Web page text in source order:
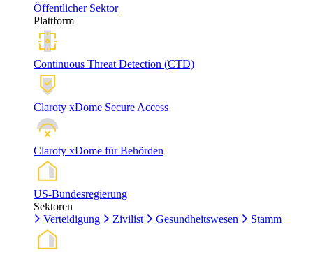
Öffentlicher Sektor
Plattform
Continuous Threat Detection (CTD)
Claroty xDome Secure Access
Claroty xDome für Behörden
US-Bundesregierung
Sektoren
Verteidigung
Zivilist Gesundheitswesen Stamm